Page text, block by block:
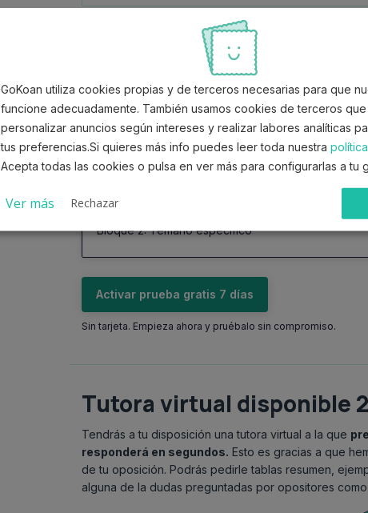
Ejemplo de audio: Estatuto de los vocales
Bloque 1: Temario común
Bloque 2: Temario específico
Activar prueba gratis 7 días
Sin tarjeta. Empieza ahora y pruébalo sin compromiso.
Tutora virtual disponible
Tendrás a tu disposición una tutora virtual a la que
responderá en segundos. Esto es gracias a que
de tu oposición. Podrás pedirle tablas resumen,
alguna de la dudas preguntadas por opositores como
GoKoan utiliza cookies propias y de terceros necesarias para que
funcione adecuadamente. También usamos cookies de terceros
personalizar anuncios según intereses y realizar labores analíticas
tus preferencias.Si quieres más info puedes leer toda nuestra
Acepta todas las cookies o pulsa en ver más para configurarlas a tu
Ver más Rechazar